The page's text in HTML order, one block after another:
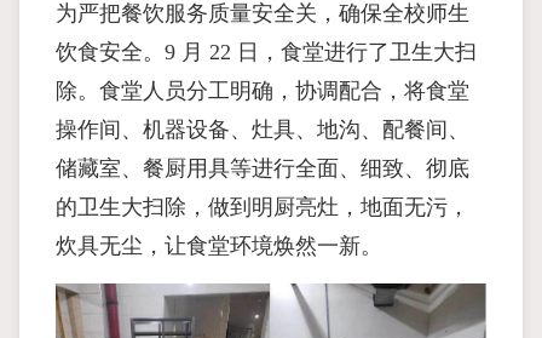
为严把餐饮服务质量安全关，确保全校师生
饮食安全。9 月 22 日，食堂进行了卫生大扫
除。食堂人员分工明确，协调配合，将食堂
操作间、机器设备、灶具、地沟、配餐间、
储藏室、餐厨用具等进行全面、细致、彻底
的卫生大扫除，做到明厨亮灶，地面无污，
炊具无尘，让食堂环境焕然一新。